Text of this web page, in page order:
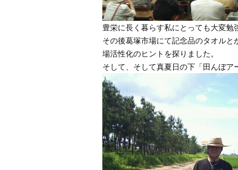
豊栄に長く暮らす私にとっても大変勉
その後葛塚市場にて記念品のタオル
場活性化のヒントを探りました。
そして、そして真夏日の下「田んぼア